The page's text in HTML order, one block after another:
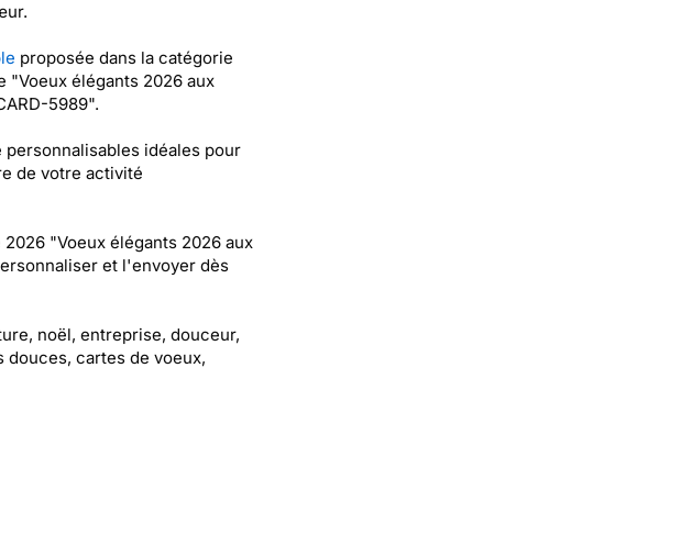
proposée dans la catégorie
"Voeux élégants 2026 aux
5989".
idéales pour
de votre activité
"Voeux élégants 2026 aux
et l'envoyer dès
noël, entreprise, douceur,
cartes de voeux,